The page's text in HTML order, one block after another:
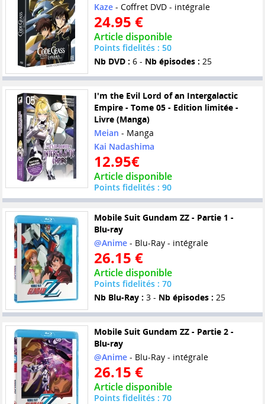
Kaze- Coffret DVD - intégrale
24.95 €
Article disponible
Points fidelités : 50
Nb DVD : 6 - Nb épisodes : 25
I'm the Evil Lord of an Intergalactic
Empire - Tome 05 - Edition limitée -
Livre (Manga)
Meian - Manga
Kai Nadashima
12.95€
Article disponible
Points fidelités : 90
Mobile Suit Gundam ZZ - Partie 1 -
Blu-ray
@Anime- Blu-Ray - intégrale
26.15 €
Article disponible
Points fidelités : 70
Nb Blu-Ray : 3 - Nb épisodes : 25
Mobile Suit Gundam ZZ - Partie 2 -
Blu-ray
@Anime- Blu-Ray - intégrale
26.15 €
Article disponible
Points fidelités : 70